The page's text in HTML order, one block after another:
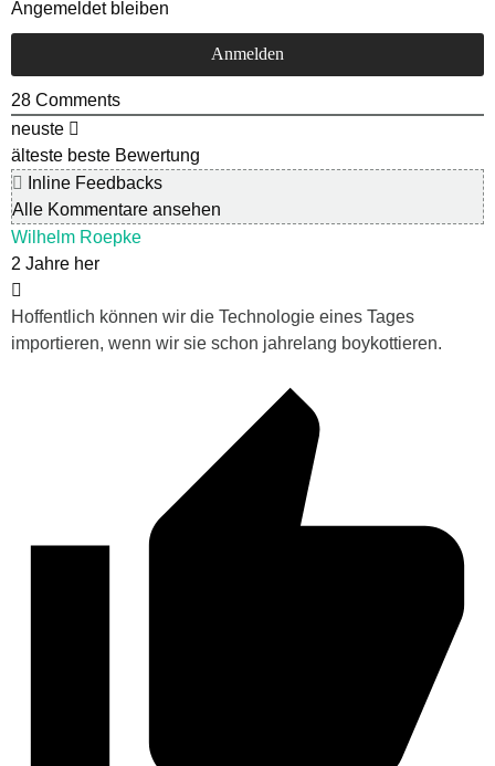
Angemeldet bleiben
28 Comments
neuste
älteste beste Bewertung
Inline Feedbacks
Alle Kommentare ansehen
Wilhelm Roepke
2 Jahre her
Hoffentlich können wir die Technologie eines Tages
importieren, wenn wir sie schon jahrelang boykottieren.